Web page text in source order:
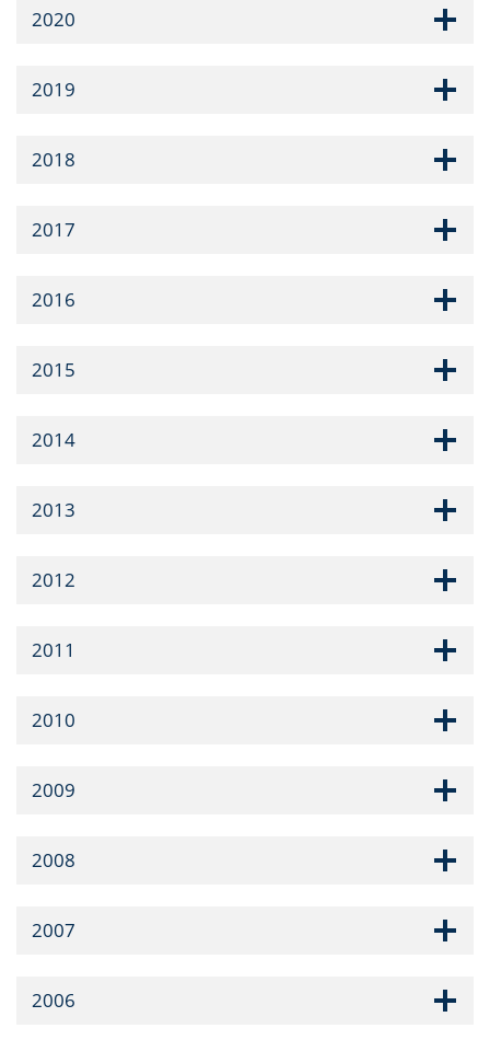
2020
2019
2018
2017
2016
2015
2014
2013
2012
2011
2010
2009
2008
2007
2006